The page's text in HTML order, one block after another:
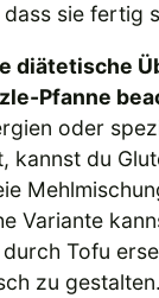
sie fertig
diätetische
Pfanne
oder
kannst du
Variante
Tofu
zu gestalten.